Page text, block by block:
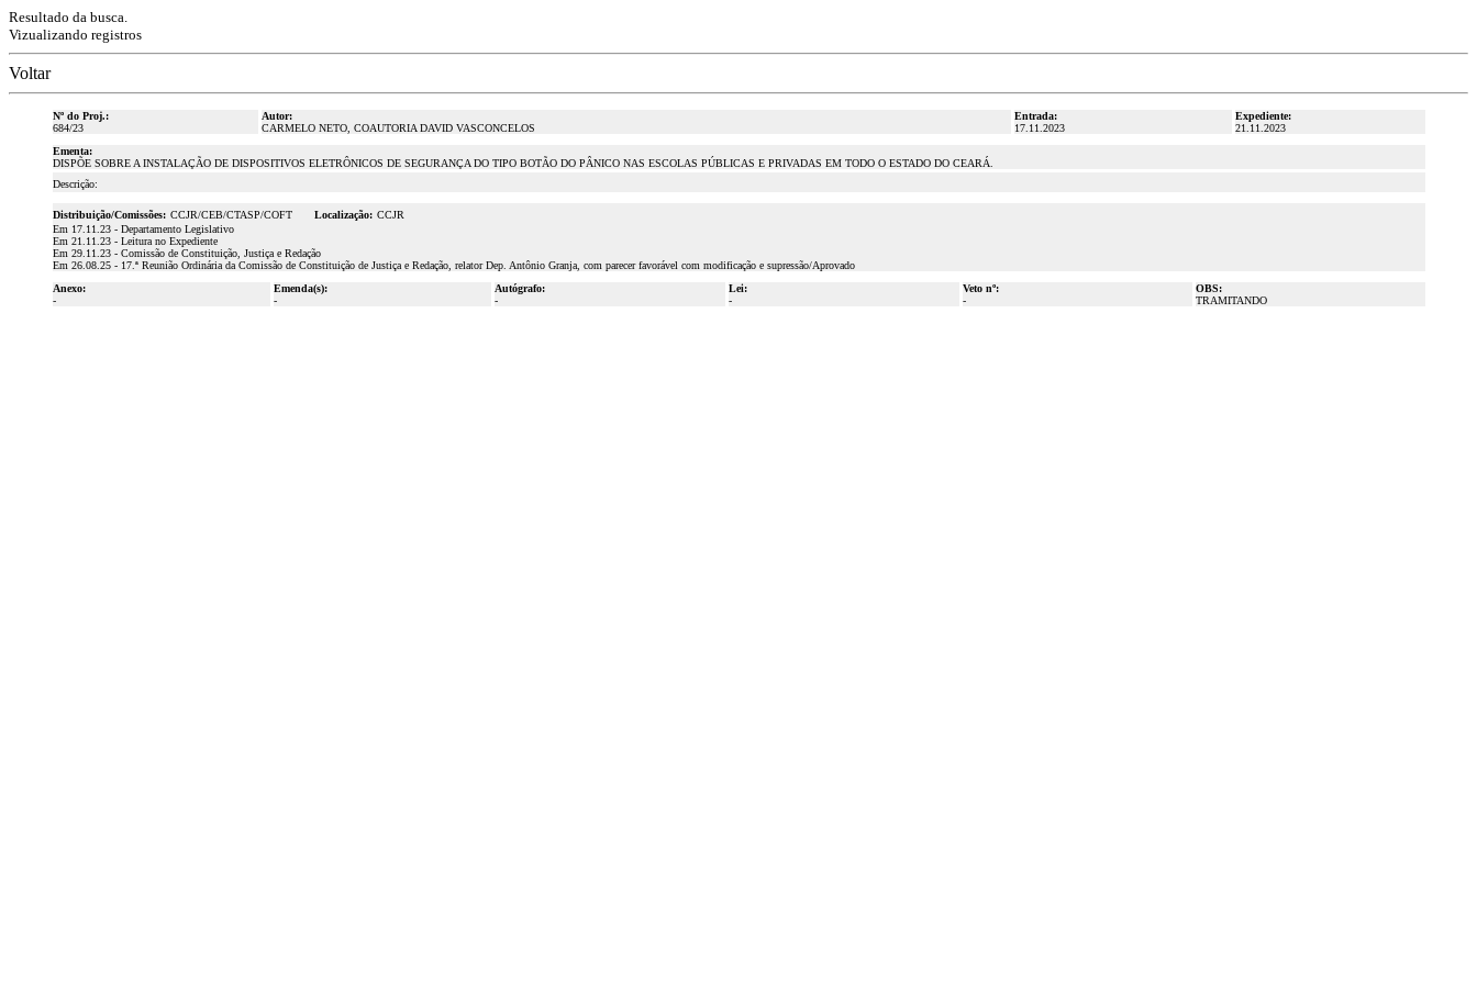
Resultado da busca.
Vizualizando registros
Voltar
Nº do Proj.:
684/23
Autor:
CARMELO NETO, COAUTORIA DAVID VASCONCELOS
Entrada:
17.11.2023
Expediente:
21.11.2023
Ementa:
DISPÕE SOBRE A INSTALAÇÃO DE DISPOSITIVOS ELETRÔNICOS DE SEGURANÇA DO TIPO BOTÃO DO PÂNICO NAS ESCOLAS PÚBLICAS E PRIVADAS EM TODO O ESTADO DO CEARÁ.
Descrição:
Distribuição/Comissões: CCJR/CEB/CTASP/COFT Localização: CCJR
Em 17.11.23 - Departamento Legislativo
Em 21.11.23 - Leitura no Expediente
Em 29.11.23 - Comissão de Constituição, Justiça e Redação
Em 26.08.25 - 17.ª Reunião Ordinária da Comissão de Constituição de Justiça e Redação, relator Dep. Antônio Granja, com parecer favorável com modificação e supressão/Aprovado
Anexo:
-
Emenda(s):
-
Autógrafo:
-
Lei:
-
Veto nº:
-
OBS:
TRAMITANDO